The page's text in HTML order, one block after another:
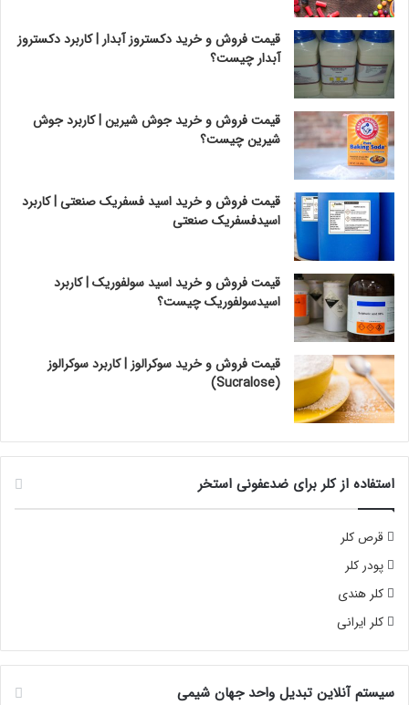
قیمت فروش و خرید دکستروز آبدار | کاربرد دکستروز
آبدار چیست؟
قیمت فروش و خرید جوش شیرین | کاربرد جوش
شیرین چیست؟
قیمت فروش و خرید اسید فسفریک صنعتی | کاربرد
اسیدفسفریک صنعتی
قیمت فروش و خرید اسید سولفوریک | کاربرد
اسیدسولفوریک چیست؟
قیمت فروش و خرید سوکرالوز | کاربرد سوکرالوز
(Sucralose)
استفاده از کلر برای ضدعفونی استخر
قرص کلر
پودر کلر
کلر هندی
کلر ایرانی
سیستم آنلاین تبدیل واحد جهان شیمی